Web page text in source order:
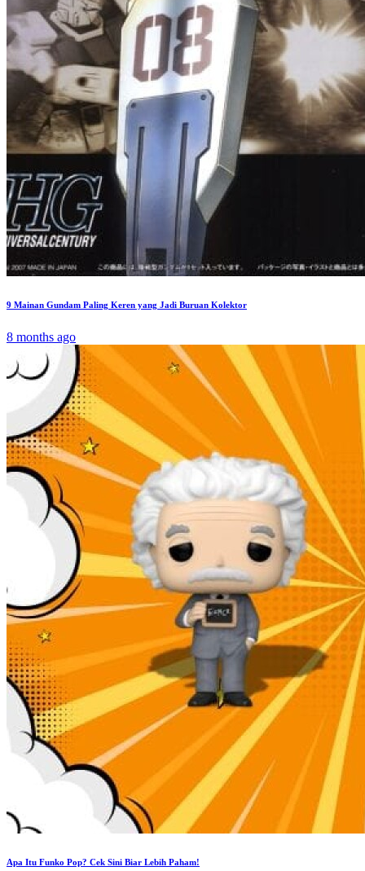
9 Mainan Gundam Paling Keren yang Jadi Buruan Kolektor
8 months ago
Apa Itu Funko Pop? Cek Sini Biar Lebih Paham!